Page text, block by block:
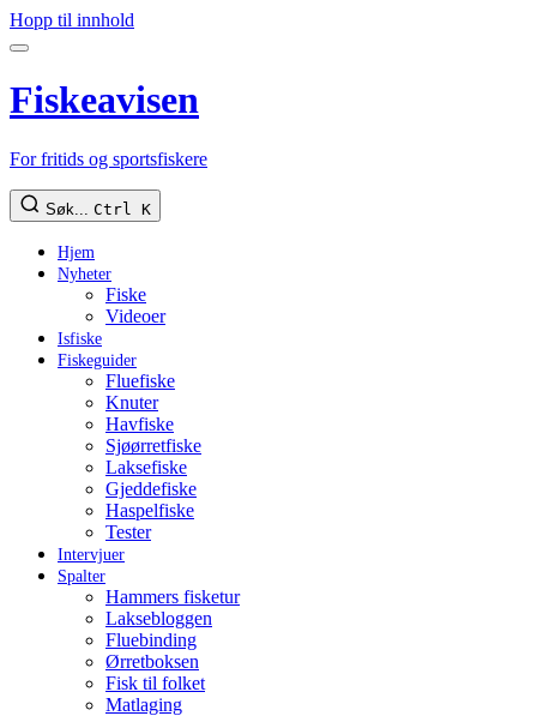
Hopp til innhold
Fiskeavisen
For fritids og sportsfiskere
Søk... Ctrl K
Hjem
Nyheter
Fiske
Videoer
Isfiske
Fiskeguider
Fluefiske
Knuter
Havfiske
Sjøørretfiske
Laksefiske
Gjeddefiske
Haspelfiske
Tester
Intervjuer
Spalter
Hammers fisketur
Laksebloggen
Fluebinding
Ørretboksen
Fisk til folket
Matlaging